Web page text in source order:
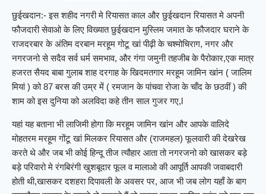
छुईखदान:- इस शहीद नगरी मे रियासत काल और छुईखदान रियासत मे अपनी
फौजदारी सेवाओ के लिए विख्यात छुईखदान मुस्लिम जमात के फौजदार घराने के
राजदरबार के अंतिम दरबान मरहूम गोटू खां पीढ़ी के चश्मोचिराग, नगर और
नगरजनो से सदैव सर्व धर्म समभाव, और गंगा जमुनी तहजीब के पैरोकार,एक मात्र
हजरत सैयद बाबा गुलाब शाह दरगाह के खिदमतगार मरहूम जामिन खांन ( जालिम
मियां ) को 87 बरस की उम्र में ( रमजान के पांचवा रोजा के चाँद के छठवीं ) की
शाम को इस दुनिया को अलविदा कहे तीन साल गुजर गए,l
यहां यह बताना भी लाजिमी होगा कि मरहूम जामिन खांन और आपके वालिदे
मोहतरम मरहूम गोंटू खां मिलकर रियासत और (राजमहल) फूलवारी की देखरेख
करते थे और जब भी कोई हिन्दू तीज त्यौहार आता तो नगरजनो को खासकर बड़े
बड़े परिवारो मे रंगबिरंगी खुशबूदार फूल व मालाओ की आपूर्ति आपकी जवाबदारी
होती थी,खासकर दशहरा दिपावली के अवसर पर, आज भी जब लोग यहाँ के बाग